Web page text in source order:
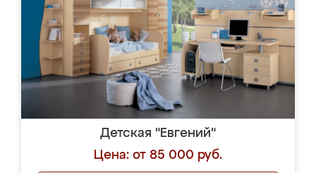
Детская "Евгений"
Цена: от 85 000 руб.